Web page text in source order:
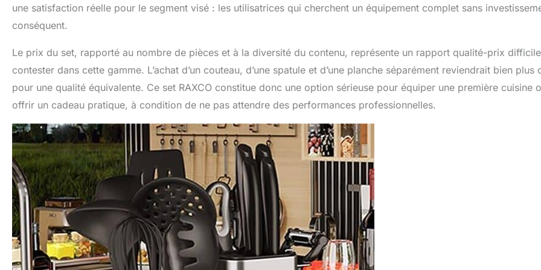
une satisfaction réelle pour le segment visé : les utilisatrices qui cherchent un équipement complet sans
conséquent.
Le prix du set, rapporté au nombre de pièces et à la diversité du contenu, représente un rapport qualité-prix
contester dans cette gamme. L’achat d’un couteau, d’une spatule et d’une planche séparément reviendrait bien plus
pour une qualité équivalente. Ce set RAXCO constitue donc une option sérieuse pour équiper une première cuisine
offrir un cadeau pratique, à condition de ne pas attendre des performances professionnelles.